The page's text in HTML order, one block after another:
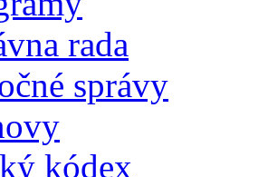
rada
správy
kódex